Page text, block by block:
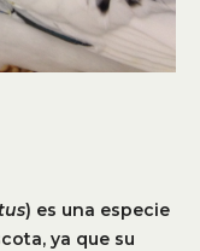
) es una especie
ya que su